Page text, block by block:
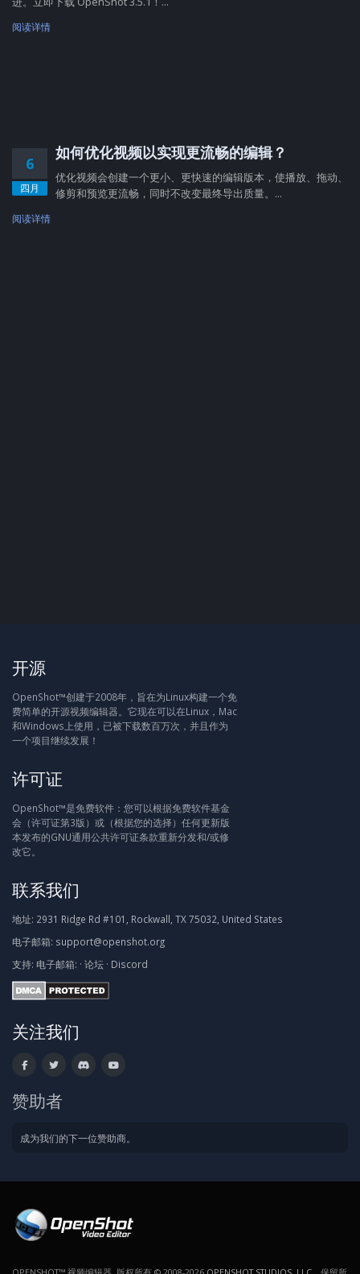
阅读详情
6
四月
如何优化视频以实现更流畅的编辑？
优化视频会创建一个更小、更快速的编辑版本，使播放、拖动、
修剪和预览更流畅，同时不改变最终导出质量。...
阅读详情
开源
OpenShot™创建于2008年，旨在为Linux构建一个免
费简单的开源视频编辑器。它现在可以在Linux，Mac
和Windows上使用，已被下载数百万次，并且作为
一个项目继续发展！
许可证
OpenShot™是免费软件：您可以根据免费软件基金
会（许可证第3版）或（根据您的选择）任何更新版
本发布的GNU通用公共许可证条款重新分发和/或修
改它。
联系我们
地址: 2931 Ridge Rd #101, Rockwall, TX 75032, United States
电子邮箱: support@openshot.org
支持: 电子邮箱: · 论坛 · Discord
关注我们
赞助者
成为我们的下一位赞助商。